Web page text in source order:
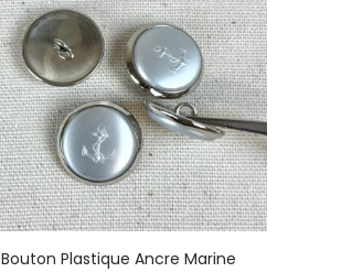
Bouton Plastique Ancre Marine